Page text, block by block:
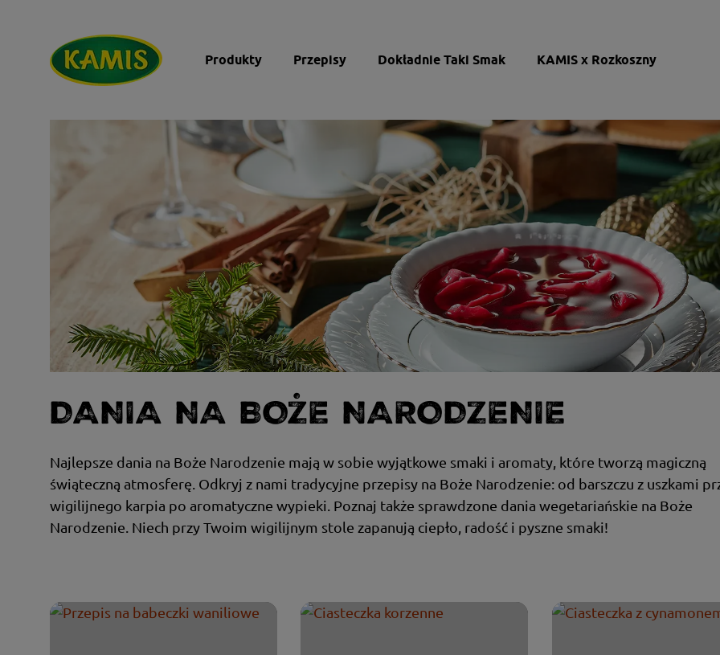
Produkty Przepisy Dokładnie Taki Smak KAMIS x Rozkoszny
DANIA NA BOŻE NARODZENIE
Najlepsze dania na Boże Narodzenie mają w sobie wyjątkowe smaki i aromaty, które tworzą magiczną
świąteczną atmosferę. Odkryj z nami tradycyjne przepisy na Boże Narodzenie: od barszczu z uszkami
wigilijnego karpia po aromatyczne wypieki. Poznaj także sprawdzone dania wegetariańskie na Boże
Narodzenie. Niech przy Twoim wigilijnym stole zapanują ciepło, radość i pyszne smaki!